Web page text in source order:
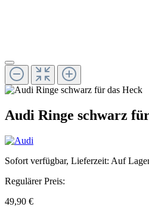
Audi Ringe schwarz
Sofort verfügbar, Lieferzeit: Auf
Regulärer Preis:
49,90 €